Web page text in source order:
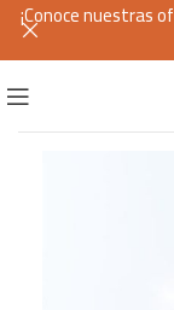
¡Conoce nuestras